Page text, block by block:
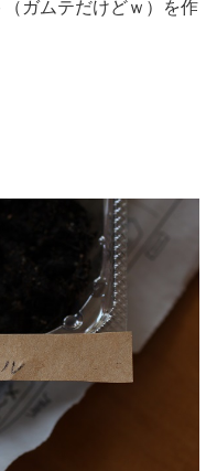
ガムテだけどｗ）を作